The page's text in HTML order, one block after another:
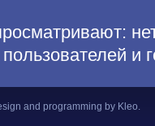
и
and programming by Kleo.